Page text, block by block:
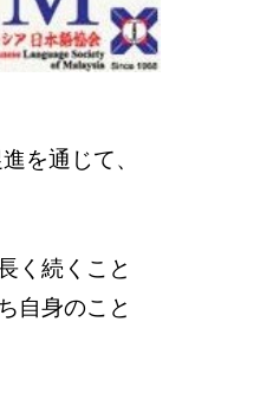
を通じて、
く続くこと
自身のこと